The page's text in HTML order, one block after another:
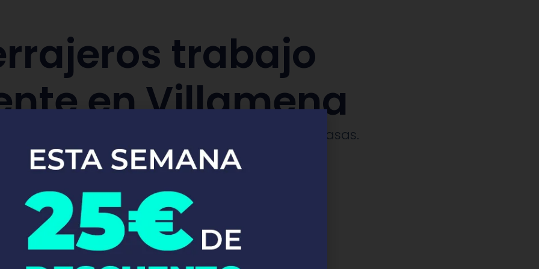
trabajo
en Villamena
y sustitución de cerraduras de coches y casas.​
Pide tu presupuesto ya